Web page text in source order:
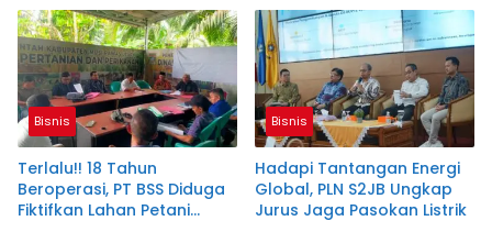
Bisnis
Terlalu!! 18 Tahun
Beroperasi, PT BSS Diduga
Fiktifkan Lahan Petani
Bisnis
Hadapi Tantangan Energi
Global, PLN S2JB Ungkap
Jurus Jaga Pasokan Listrik